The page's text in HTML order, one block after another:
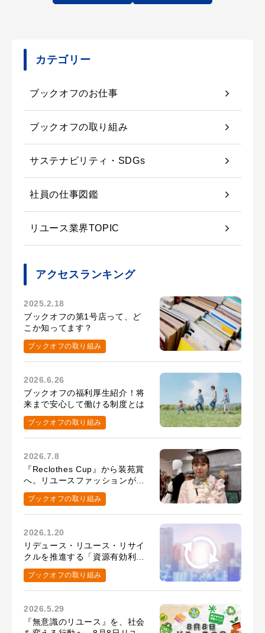
カテゴリー
ブックオフのお仕事
ブックオフの取り組み
サステナビリティ・SDGs
社員の仕事図鑑
リユース業界TOPIC
アクセスランキング
2025.2.18
ブックオフの第1号店って、ど
こか知ってます？
ブックオフの取り組み
2026.6.26
ブックオフの福利厚生紹介！将
来まで安心して働ける制度とは
ブックオフの取り組み
2026.7.8
『Reclothes Cup』から装苑賞
へ。リユースファッションがつ
ないだ、髙橋百花さんの挑戦
ブックオフの取り組み
2026.1.20
リデュース・リユース・リサイ
クルを推進する「資源有効利用
促進法」って知ってる？
ブックオフの取り組み
2026.5.29
『無意識のリユース』を、社会